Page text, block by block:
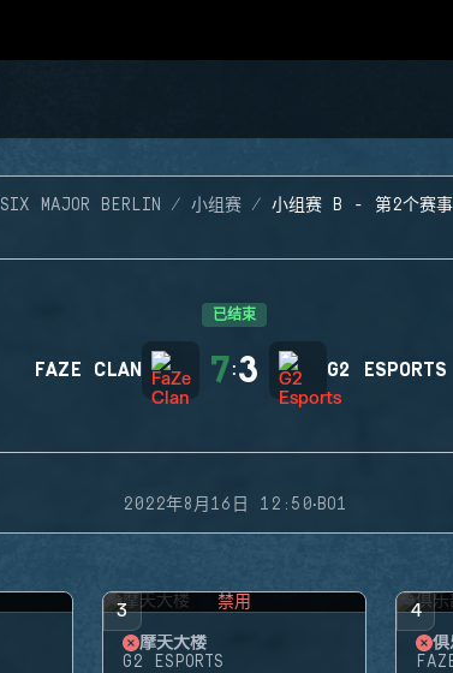
SIX MAJOR BERLIN 小组赛 小组赛 B - 第2个赛事
已结束
FAZE CLAN 7:3 G2 ESPORTS
2022年8月16日 12:50·BO1
3 禁用
摩天大楼
G2 ESPORTS
4
俱